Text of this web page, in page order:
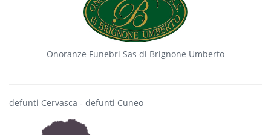
Onoranze Funebri Sas di Brignone Umberto
defunti Cervasca - defunti Cuneo